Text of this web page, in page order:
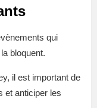
qui
bloquent.
il est important de
et anticiper les